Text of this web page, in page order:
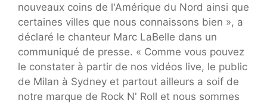
nouveaux coins de l'Amérique du Nord ainsi que
certaines villes que nous connaissons bien », a
déclaré le chanteur Marc LaBelle dans un
communiqué de presse. « Comme vous pouvez
le constater à partir de nos vidéos live, le public
de Milan à Sydney et partout ailleurs a soif de
notre marque de Rock N' Roll et nous sommes